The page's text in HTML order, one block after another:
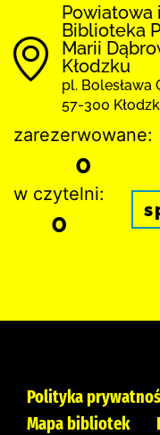
Powiatowa
Biblioteka
Marii
Kłodzku
pl. Bolesława
57-300
zarezerwowane:
0
w czytelni:
0
Polityka
Mapa bibliotek